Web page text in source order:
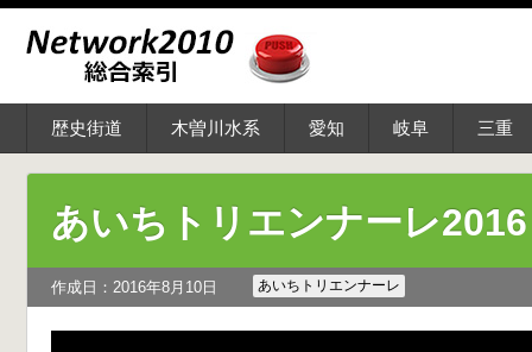
歴史街道 木曽川水系 愛知 岐阜 三重
あいちトリエンナーレ
作成日：2016年8月10日 あいちトリエンナーレ